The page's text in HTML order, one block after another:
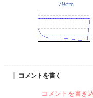
79cm
コメントを書く
コメントを書き